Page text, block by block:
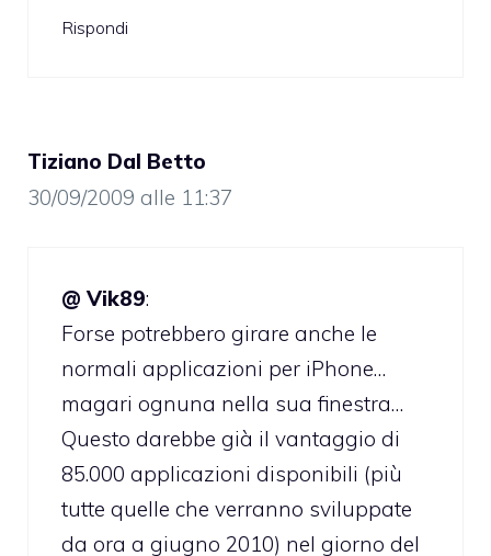
Rispondi
Tiziano Dal Betto
30/09/2009 alle 11:37
@ Vik89:
Forse potrebbero girare anche le
normali applicazioni per iPhone…
magari ognuna nella sua finestra…
Questo darebbe già il vantaggio di
85.000 applicazioni disponibili (più
tutte quelle che verranno sviluppate
da ora a giugno 2010) nel giorno del